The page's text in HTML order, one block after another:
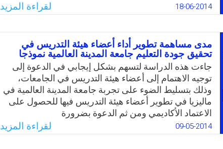
المتعلقة بالهيئة التدريسية مؤهلاتهم ومستوى إعدادهم،
خبراتهم ومهاراتهم وإنتاجهم العلمي، ومدى توفر متطلبات
تطويرهم، وطريقة متابعة أدائهم من خلال ما يتعلق
بالمجالات: التدريس والمنهج الدراسي.
WhatsApp
Facebook
Twitter
Email
18-06-2014 لقراءة المزيد
مدى مساهمة تطوير أداء أعضاء هيئة التدريس في
تحقيق جودة التعليم جامعة المدينة العالمية نموذجا
جاءت هذه الدراسة لتسهم بشكل إيجابي في الدعوة إلى
توجيه الاهتمام إلى أعضاء هيئة التدريس في الجامعات،
وذلك بتسليط الضوء على تجربة جامعة المدينة العالمية في
ماليزيا في تطوير أعضاء هيئة التدريس فيها للحصول على
الاعتماد الأكاديمي ومن ثم الدعوة بضرورة
وجودوحدةجودةفيكل مؤسسة تعليمية،هدفها تطوير ودعم
أعضاء هيئة التدريس وتنمية أدائهم الأكاديمي المهني
09-05-2014 لقراءة المزيد